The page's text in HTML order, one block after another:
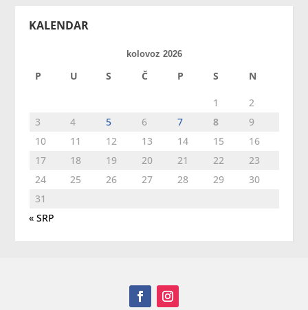
KALENDAR
kolovoz 2026
P U S Č P S N
1
2
3
4 5 6 7 8
9
10
11 12 13 14 15
16
17
18 19 20 21 22
23
24
25 26 27 28 29
30
31
« SRP